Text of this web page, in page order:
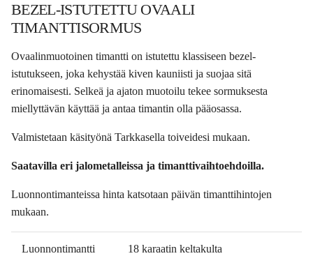
BEZEL-ISTUTETTU OVAALI
TIMANTTISORMUS
Ovaalinmuotoinen timantti on istutettu klassiseen bezel-
istutukseen, joka kehystää kiven kauniisti ja suojaa sitä
erinomaisesti. Selkeä ja ajaton muotoilu tekee sormuksesta
miellyttävän käyttää ja antaa timantin olla pääosassa.
Valmistetaan käsityönä Tarkkasella toiveidesi mukaan.
Saatavilla eri jalometalleissa ja timanttivaihtoehdoilla.
Luonnontimanteissa hinta katsotaan päivän timanttihintojen
mukaan.
Luonnontimantti 18 karaatin keltakulta